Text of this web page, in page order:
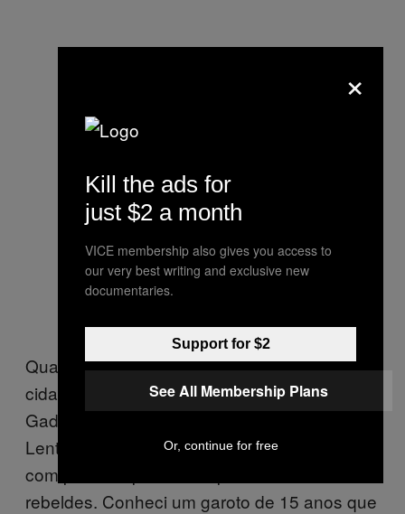
Quando finalmente chegamos a Misrata, a
cidade estava cercada pelas tropas de
Gaddafi e só era possível acessá-la por mar.
Lentamente, nos deslocamos até o fronte,
com paradas periódicas para falar com
rebeldes. Conheci um garoto de 15 anos que
×
Kill the ads for
just $2 a month
VICE membership also gives you access to
our very best writing and exclusive new
documentaries.
Support for $2
See All Membership Plans
Or, continue for free